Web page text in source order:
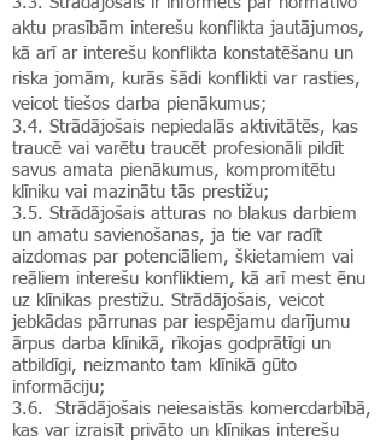
aktu prasībām interešu konflikta jautājumos,
kā arī ar interešu konflikta konstatēšanu un
riska jomām, kurās šādi konflikti var rasties,
veicot tiešos darba pienākumus;
3.4. Strādājošais nepiedalās aktivitātēs, kas
traucē vai varētu traucēt profesionāli pildīt
savus amata pienākumus, kompromitētu
klīniku vai mazinātu tās prestižu;
3.5. Strādājošais atturas no blakus darbiem
un amatu savienošanas, ja tie var radīt
aizdomas par potenciāliem, škietamiem vai
reāliem interešu konfliktiem, kā arī mest ēnu
uz klīnikas prestižu. Strādājošais, veicot
jebkādas pārrunas par iespējamu darījumu
ārpus darba klīnikā, rīkojas godprātīgi un
atbildīgi, neizmanto tam klīnikā gūto
informāciju;
3.6. Strādājošais neiesaistās komercdarbībā,
kas var izraisīt privāto un klīnikas interešu